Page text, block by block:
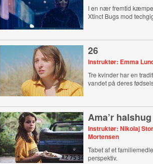
I en nær fremtid
Xtinct Bugs mod
26
Instruktør: Emma
Tre kvinder har en
vandet på deres
Ama’r halshug
Instruktør: Nikolaj
Mortensen
Tabet af et
perspektiv.